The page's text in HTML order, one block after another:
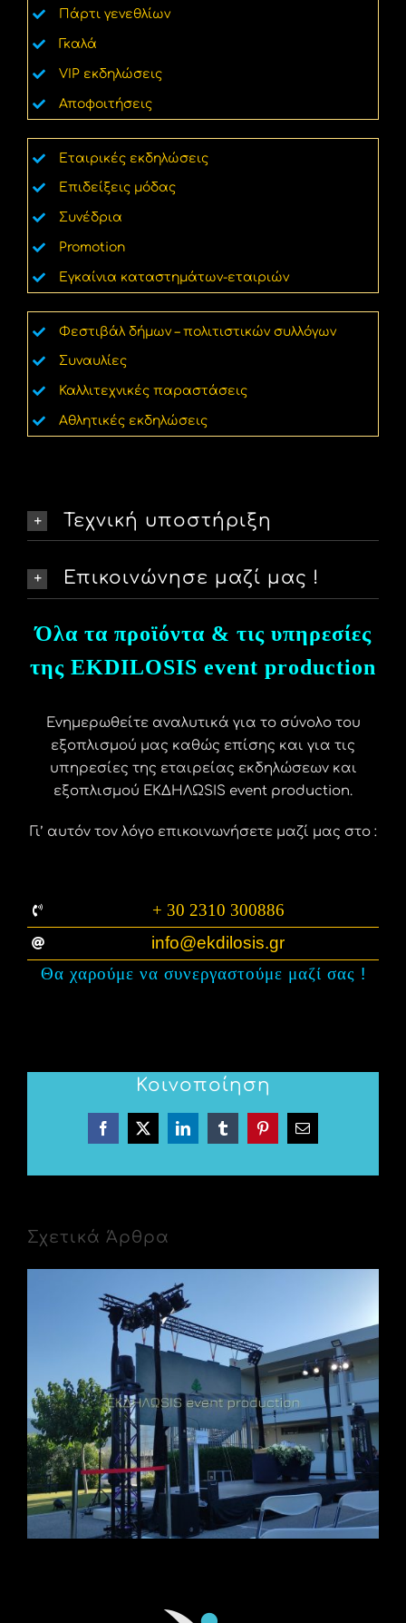
Πάρτι γενεθλίων
Γκαλά
VIP εκδηλώσεις
Αποφοιτήσεις
Εταιρικές εκδηλώσεις
Επιδείξεις μόδας
Συνέδρια
Promotion
Εγκαίνια καταστημάτων-εταιριών
Φεστιβάλ δήμων – πολιτιστικών συλλόγων
Συναυλίες
Καλλιτεχνικές παραστάσεις
Αθλητικές εκδηλώσεις
Τεχνική υποστήριξη
Επικοινώνησε μαζί μας !
Όλα τα προϊόντα & τις υπηρεσίες
της EKDILOSIS event production
Ενημερωθείτε αναλυτικά για το σύνολο του
εξοπλισμού μας καθώς επίσης και για τις
υπηρεσίες της εταιρείας εκδηλώσεων και
εξοπλισμού ΕΚΔΗΛΩSIS event production.
Γι’ αυτόν τον λόγο επικοινωνήσετε μαζί μας στο :
+ 30 2310 300886
info@ekdilosis.gr
Θα χαρούμε να συνεργαστούμε μαζί σας !
Κοινοποίηση
Facebook
X LinkedInTumblrPinterestEmail
Σχετικά Άρθρα